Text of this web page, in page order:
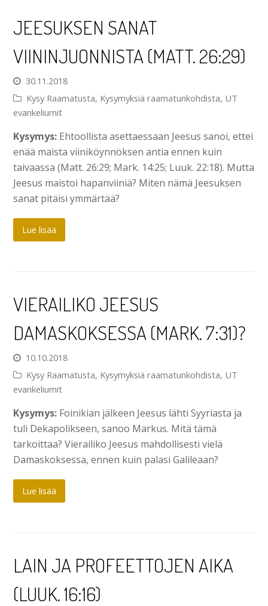
JEESUKSEN SANAT
VIININJUONNISTA (MATT. 26:29)
30.11.2018
Kysy Raamatusta, Kysymyksiä raamatunkohdista, UT
evankeliumit
Kysymys: Ehtoollista asettaessaan Jeesus sanoi, ettei
enää maista viiniköynnöksen antia ennen kuin
taivaassa (Matt. 26:29; Mark. 14:25; Luuk. 22:18). Mutta
Jeesus maistoi hapanviiniä? Miten nämä Jeesuksen
sanat pitäisi ymmärtää?
Lue lisää
VIERAILIKO JEESUS
DAMASKOKSESSA (MARK. 7:31)?
10.10.2018
Kysy Raamatusta, Kysymyksiä raamatunkohdista, UT
evankeliumit
Kysymys: Foinikian jälkeen Jeesus lähti Syyriasta ja
tuli Dekapolikseen, sanoo Markus. Mitä tämä
tarkoittaa? Vierailiko Jeesus mahdollisesti vielä
Damaskoksessa, ennen kuin palasi Galileaan?
Lue lisää
LAIN JA PROFEETTOJEN AIKA
(LUUK. 16:16)